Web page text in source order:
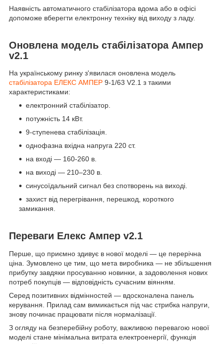
Наявність автоматичного стабілізатора вдома або в офісі
допоможе вберегти електронну техніку від виходу з ладу.
Оновлена модель стабілізатора Ампер
v2.1
На українському ринку з'явилася оновлена модель
стабілізатора ЕЛЕКС АМПЕР 9-1/63 V2.1 з такими
характеристиками:
електронний стабілізатор.
потужність 14 кВт.
9-ступенева стабілізація.
однофазна вхідна напруга 220 ст.
на вході — 160-260 в.
на виході — 210–230 в.
синусоїдальний сигнал без спотворень на виході.
захист від перегрівання, перешкод, короткого
замикання.
Переваги Елекс Ампер v2.1
Перше, що приємно здивує в нової моделі — це перерічна
ціна. Зумовлено це тим, що мета виробника — не збільшення
прибутку завдяки просуванню новинки, а задоволення нових
потреб покупців — відповідність сучасним віянням.
Серед позитивних відмінностей — вдосконалена панель
керування. Прилад сам вимикається під час стрибка напруги,
знову починає працювати після нормалізації.
З огляду на безперебійну роботу, важливою перевагою нової
моделі стане мінімальна витрата електроенергії, функція